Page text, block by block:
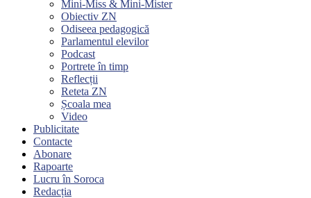
Mini-Miss & Mini-Mister
Obiectiv ZN
Odiseea pedagogică
Parlamentul elevilor
Podcast
Portrete în timp
Reflecții
Reteta ZN
Școala mea
Video
Publicitate
Contacte
Abonare
Rapoarte
Lucru în Soroca
Redacția